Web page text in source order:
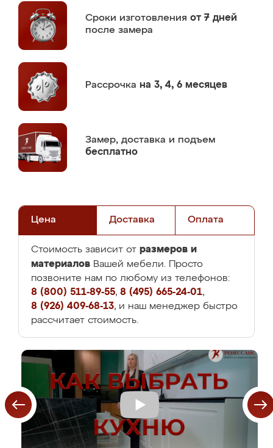
Сроки изготовления от 7 дней
после замера
Рассрочка на 3, 4, 6 месяцев
Замер, доставка и подъем
бесплатно
Цена Доставка Оплата
Стоимость зависит от размеров и
материалов Вашей мебели. Просто
позвоните нам по любому из телефонов:
8 (800) 511-89-55, 8 (495) 665-24-01,
8 (926) 409-68-13, и наш менеджер быстро
рассчитает стоимость.